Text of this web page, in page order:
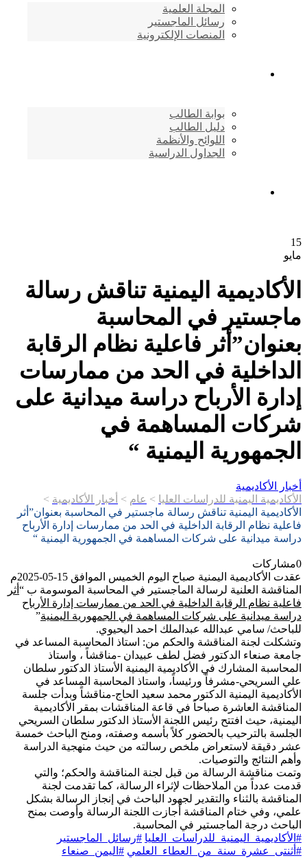
المجلة العلمية
رسائل الماجستير
المنصات الإلكترونية
شئون الطلاب
بوابة الطالب
دليل الطالب
اللوائح والأنظمة
الجداول الدراسية
إتصـــل بنــا …
اليمنية تناقش رسالة
في المحاسبة
فاعلية نظام الرقابة
في الحد من ممارسات
الأرباح دراسة ميدانية على
المساهمة في
اليمنية “
اليمنية للدراسات العليا>عام> أخبار الأكاديمية
>
اليمنية تناقش رسالة ماجستير في المحاسبة بعنوان”أثر
الرقابة الداخلية في الحد من ممارسات إدارة الأرباح
على شركات المساهمة في الجمهورية اليمنية “
عقدت الأكاديمية اليمنية صباح اليوم الخميس الموافق 15-05-2025م
العلنية لرسالة الماجستير في المحاسبة الموسومة ب “أثر
الرقابة الداخلية في الحد من ممارسات إدارة الأرباح
على شركات المساهمة في الجمهورية اليمنية ”
عبدالله عبدالملك احمد اليحيوي.
المناقشة والحكم من: استاذ المحاسبة المساعد في
الدكتور فضل لطف عبيدان -مناقشاً ، واستاذ
المشارك في الأكاديمية اليمنية الأستاذ الدكتور سلطان
مشرفاً ورئيساً، واستاذ المحاسبة المساعد في
اليمنية الدكتور محمد سعيد الحاج-مناقشاً وبدأت جلسة
العاشرة صباحاً في قاعة المناقشات بمقر الأكاديمية
حيث افتتح رئيس اللجنة الأستاذ الدكتور سلطان السريحي
بالحضور كلاً بأسمه وصفته، ومنح الباحث خمسة
لاستعراض ملخص رسالته من حيث منهجية الدراسة
والتوصيات.
الرسالة من قبل لجنة المناقشة والحكم؛ والتي
من الملاحظات لإثراء الرسالة، كما تقدمت لجنة
بالثناء والتقدير لجهود الباحث في إنجاز الرسالة بشكل
ختام المناقشة أجازت اللجنة الرسالة وأوصت بمنح
الماجستير في المحاسبة.
#رسائل_الماجستير
#اليمن_صنعاء